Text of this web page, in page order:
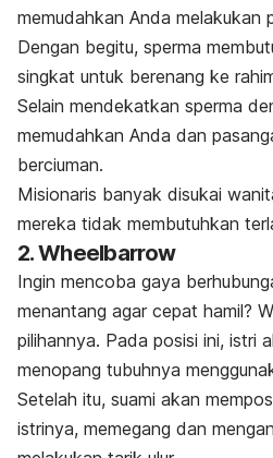
memudahkan Anda melakukan
Dengan begitu, sperma
singkat untuk berenang ke
Selain mendekatkan sperma
memudahkan Anda dan
berciuman.
Misionaris banyak disukai
mereka tidak membutuhkan
2.Wheelbarrow
Ingin mencoba gaya
menantang agar cepat hamil?
pilihannya. Pada posisi ini, istri
menopang tubuhnya
Setelah itu, suami akan
istrinya, memegang dan